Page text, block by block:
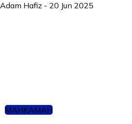
Adam Hafiz - 20 Jun 2025
MAHKAMAH